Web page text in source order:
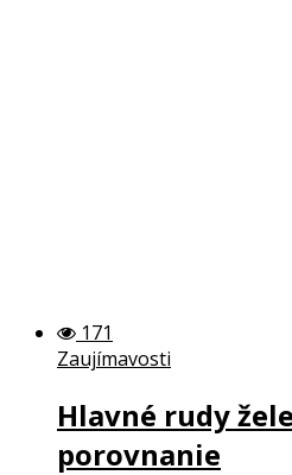
171
Zaujímavosti
Hlavné rudy
porovnanie